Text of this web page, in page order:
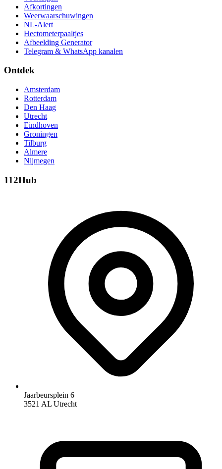
Afkortingen
Weerwaarschuwingen
NL-Alert
Hectometerpaaltjes
Afbeelding Generator
Telegram & WhatsApp kanalen
Ontdek
Amsterdam
Rotterdam
Den Haag
Utrecht
Eindhoven
Groningen
Tilburg
Almere
Nijmegen
112Hub
Jaarbeursplein 6
3521 AL Utrecht